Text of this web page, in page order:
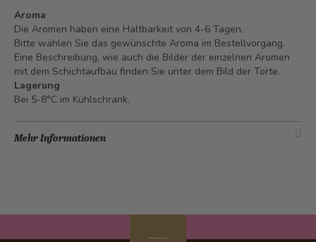
Aroma
Die Aromen haben eine Haltbarkeit von 4-6 Tagen.
Bitte wählen Sie das gewünschte Aroma im Bestellvorgang.
Eine Beschreibung, wie auch die Bilder der einzelnen Aromen
mit dem Schichtaufbau finden Sie unter dem Bild der Torte.
Lagerung
Bei 5-8°C im Kühlschrank.
Mehr Informationen